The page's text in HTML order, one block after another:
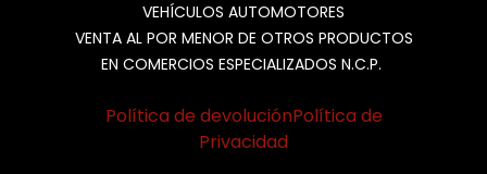
VEHÍCULOS AUTOMOTORES
VENTA AL POR MENOR DE OTROS PRODUCTOS
EN COMERCIOS ESPECIALIZADOS N.C.P.
Política de devoluciónPolítica de
Privacidad